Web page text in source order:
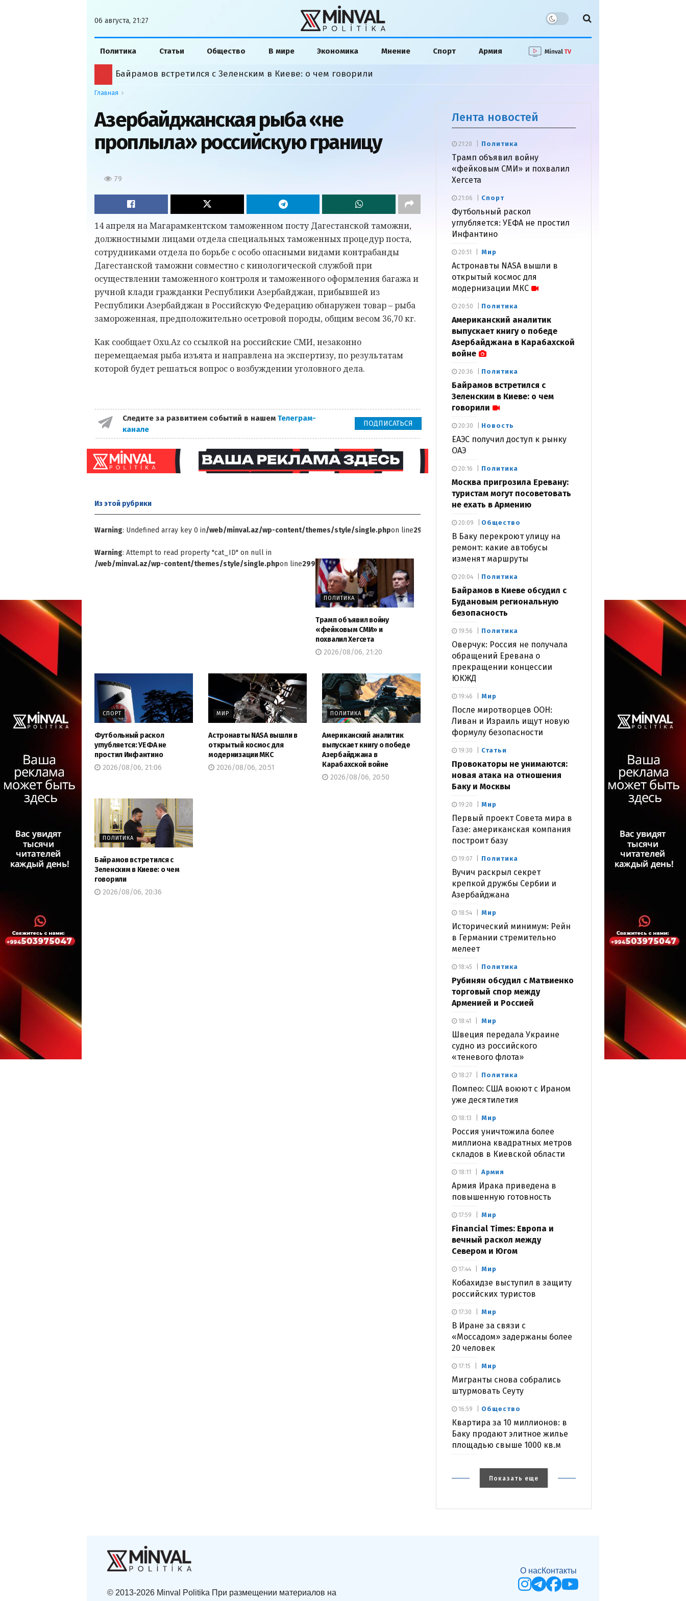
06 августа, 21:27
Политика Статьи Общество В мире Экономика Мнение Спорт Армия
Байрамов встретился с Зеленским в Киеве: о чем говорили
Главная
Азербайджанская рыба «не
проплыла» российскую границу
79
14 апреля на Магарамкентском таможенном посту Дагестанской таможни,
должностными лицами отдела специальных таможенных процедур поста,
сотрудниками отдела по борьбе с особо опасными видами контрабанды
Дагестанской таможни совместно с кинологической службой при
осуществлении таможенного контроля и таможенного оформления багажа и
ручной клади гражданки Республики Азербайджан, прибывшей из
Республики Азербайджан в Российскую Федерацию обнаружен товар – рыба
замороженная, предположительно осетровой породы, общим весом 36,70 кг.
Как сообщает Oxu.Az со ссылкой на российские СМИ, незаконно
перемещаемая рыба изъята и направлена на экспертизу, по результатам
которой будет решаться вопрос о возбуждении уголовного дела.
Следите за развитием событий в нашем Телеграм-
канале
ПОДПИСАТЬСЯ
Из этой рубрики
Warning: Undefined array key 0 in/web/minval.az/wp-content/themes/style/single.phpon line299
Warning: Attempt to read property "cat_ID" on null in
/web/minval.az/wp-content/themes/style/single.phpon line299
ПОЛИТИКА
Трамп объявил войну
«фейковым СМИ» и
похвалил Хегсета
2026/08/06, 21:20
СПОРТ
Футбольный раскол
углубляется: УЕФА не
простил Инфантино
2026/08/06, 21:06
МИР
Астронавты NASA вышли в
открытый космос для
модернизации МКС
2026/08/06, 20:51
ПОЛИТИКА
Американский аналитик
выпускает книгу о победе
Азербайджана в
Карабахской войне
2026/08/06, 20:50
ПОЛИТИКА
Байрамов встретился с
Зеленским в Киеве: о чем
говорили
2026/08/06, 20:36
Лента новостей
Политика
Трамп объявил войну
«фейковым СМИ» и похвалил
Хегсета
21:20
Спорт
Футбольный раскол
углубляется: УЕФА не простил
Инфантино
21:06
Мир
Астронавты NASA вышли в
открытый космос для
модернизации МКС
20:51
Политика
Американский аналитик
выпускает книгу о победе
Азербайджана в Карабахской
войне
20:50
Политика
Байрамов встретился с
Зеленским в Киеве: о чем
говорили
20:36
Новость
ЕАЭС получил доступ к рынку
ОАЭ
20:30
Политика
Москва пригрозила Еревану:
туристам могут посоветовать
не ехать в Армению
20:16
Общество
В Баку перекроют улицу на
ремонт: какие автобусы
изменят маршруты
20:09
Политика
Байрамов в Киеве обсудил с
Будановым региональную
безопасность
20:04
Политика
Оверчук: Россия не получала
обращений Еревана о
прекращении концессии
ЮКЖД
19:56
Мир
После миротворцев ООН:
Ливан и Израиль ищут новую
формулу безопасности
19:46
Статьи
Провокаторы не унимаются:
новая атака на отношения
Баку и Москвы
19:30
Мир
Первый проект Совета мира в
Газе: американская компания
построит базу
19:20
Политика
Вучич раскрыл секрет
крепкой дружбы Сербии и
Азербайджана
19:07
Мир
Исторический минимум: Рейн
в Германии стремительно
мелеет
18:54
Политика
Рубинян обсудил с Матвиенко
торговый спор между
Арменией и Россией
18:45
Мир
Швеция передала Украине
судно из российского
«теневого флота»
18:41
Политика
Помпео: США воюют с Ираном
уже десятилетия
18:27
Мир
Россия уничтожила более
миллиона квадратных метров
складов в Киевской области
18:13
Армия
Армия Ирака приведена в
повышенную готовность
18:11
Мир
Financial Times: Европа и
вечный раскол между
Севером и Югом
17:59
Мир
Кобахидзе выступил в защиту
российских туристов
17:44
Мир
В Иране за связи с
«Моссадом» задержаны более
20 человек
17:30
Мир
Мигранты снова собрались
штурмовать Сеуту
17:15
Общество
Квартира за 10 миллионов: в
Баку продают элитное жилье
площадью свыше 1000 кв.м
16:59
Показать еще
© 2013-2026 Minval Politika При размещении материалов на
О насКонтакты